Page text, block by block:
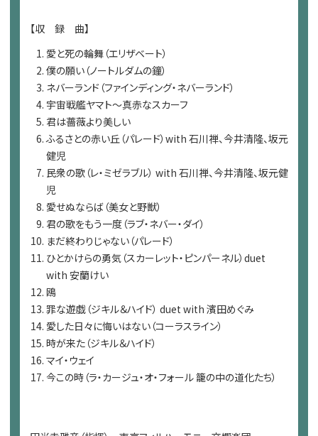
【収 録 曲】
愛と死の輪舞（エリザベート）
僕の願い（ノートルダムの鐘）
ネバーランド（ファインディング・ネバーランド）
宇宙戦艦ヤマト～真赤なスカーフ
君は薔薇より美しい
ふるさとの赤い丘（パレード）with 石川禅、今井清隆、坂元
健児
民衆の歌（レ・ミゼラブル） with 石川禅、今井清隆、坂元健
児
愛せぬならば（美女と野獣）
君の歌をもう一度（ラブ・ネバー・ダイ）
まだ終わりじゃない（パレード）
ひとかけらの勇気（スカーレット・ピンパーネル）duet
with 安蘭けい
鴎
罪な遊戯（ジキル＆ハイド） duet with 濱田めぐみ
愛した日々に悔いはない（コーラスライン）
時が来た（ジキル＆ハイド）
マイ・ウェイ
今この時（ラ・カージュ・オ・フォール 籠の中の道化たち）